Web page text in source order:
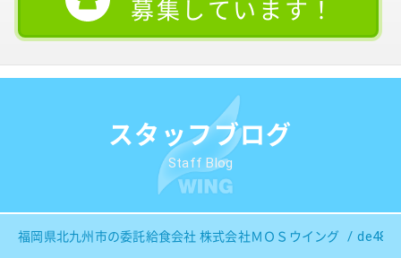
募集しています！
スタッフブログ
Staff Blog
福岡県北九州市の委託給食会社 株式会社ＭＯＳウイング